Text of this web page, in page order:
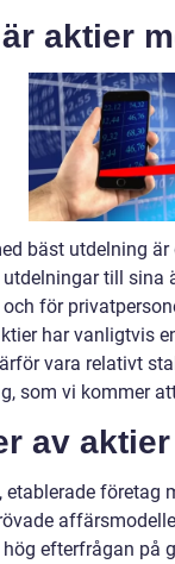
aktier
bäst utdelning
till sina
och för
har vanligtvis
vara relativt
som vi kommer
av
etablerade företag
efterfrågan på